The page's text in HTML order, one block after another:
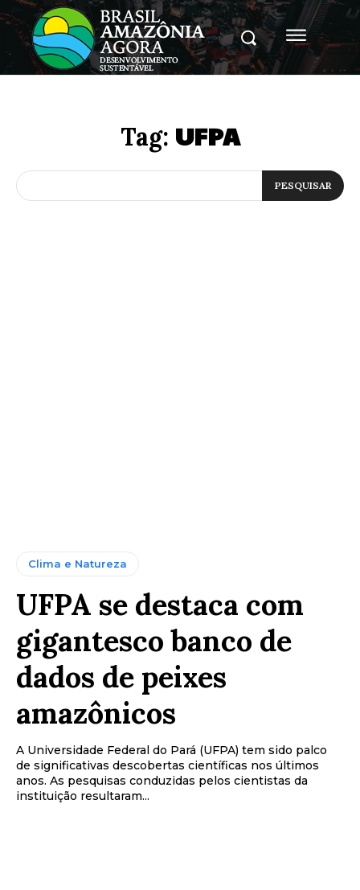
Tag: UFPA
PESQUISAR
Clima e Natureza
UFPA se destaca com
gigantesco banco de
dados de peixes
amazônicos
A Universidade Federal do Pará (UFPA) tem sido palco
de significativas descobertas científicas nos últimos
anos. As pesquisas conduzidas pelos cientistas da
instituição resultaram...